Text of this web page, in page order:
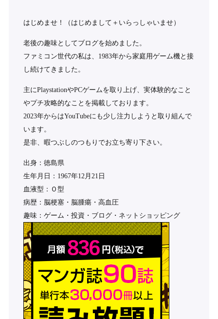
はじめませ！（はじめまして＋いらっしゃいませ）
老後の趣味としてブログを始めました。
ファミコン世代の私は、1983年から家庭用ゲーム機と接
し続けてきました。
主にPlaystationやPCゲームを取り上げ、実体験的なこと
やプチ攻略的なことを掲載しております。
2023年からはYouTubeにも少し注力しようと取り組んで
います。
是非、暇つぶしのつもりでお立ち寄り下さい。
出身：徳島県
生年月日：1967年12月21日
血液型：Ｏ型
病歴：脳梗塞・脳腫瘍・高血圧
趣味：ゲーム・投資・ブログ・ネットショッピング